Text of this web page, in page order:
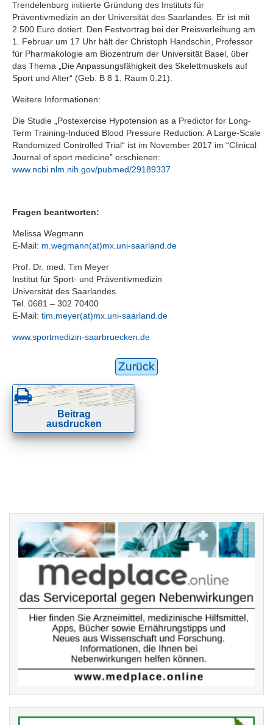
Trendelenburg initiierte Gründung des Instituts für
Präventivmedizin an der Universität des Saarlandes. Er ist mit
2.500 Euro dotiert. Den Festvortrag bei der Preisverleihung am
1. Februar um 17 Uhr hält der Christoph Handschin, Professor
für Pharmakologie am Biozentrum der Universität Basel, über
das Thema „Die Anpassungsfähigkeit des Skelettmuskels auf
Sport und Alter“ (Geb. B 8 1, Raum 0.21).
Weitere Informationen:
Die Studie „Postexercise Hypotension as a Predictor for Long-
Term Training-Induced Blood Pressure Reduction: A Large-Scale
Randomized Controlled Trial“ ist im November 2017 im “Clinical
Journal of sport medicine” erschienen:
www.ncbi.nlm.nih.gov/pubmed/29189337
Fragen beantworten:
Melissa Wegmann
E-Mail: m.wegmann(at)mx.uni-saarland.de
Prof. Dr. med. Tim Meyer
Institut für Sport- und Präventivmedizin
Universität des Saarlandes
Tel. 0681 – 302 70400
E-Mail: tim.meyer(at)mx.uni-saarland.de
www.sportmedizin-saarbruecken.de
Zurück
Beitrag
ausdrucken